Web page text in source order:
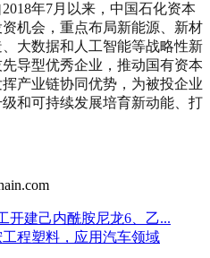
年7月以来，中国石化资本
机会，重点布局新能源、新材
大数据和人工智能等战略性新
导型优秀企业，推动国有资本
产业链协同优势，为被投企业
和可持续发展培育新动能、打
开建己内酰胺尼龙6、乙...
程塑料，应用汽车领域